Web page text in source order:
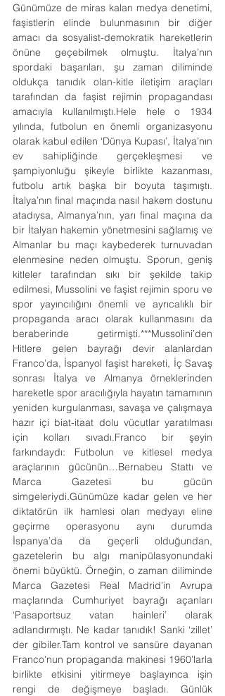
Günümüze de miras kalan medya denetimi,
faşistlerin elinde bulunmasının bir diğer
amacı da sosyalist-demokratik hareketlerin
önüne geçebilmek olmuştu. İtalya’nın
spordaki başarıları, şu zaman diliminde
oldukça tanıdık olan-kitle iletişim araçları
tarafından da faşist rejimin propagandası
amacıyla kullanılmıştı.Hele hele o 1934
yılında, futbolun en önemli organizasyonu
olarak kabul edilen ‘Dünya Kupası’, İtalya’nın
ev sahipliğinde gerçekleşmesi ve
şampiyonluğu şikeyle birlikte kazanması,
futbolu artık başka bir boyuta taşımıştı.
İtalya’nın final maçında nasıl hakem dostunu
atadıysa, Almanya’nın, yarı final maçına da
bir İtalyan hakemin yönetmesini sağlamış ve
Almanlar bu maçı kaybederek turnuvadan
elenmesine neden olmuştu. Sporun, geniş
kitleler tarafından sıkı bir şekilde takip
edilmesi, Mussolini ve faşist rejimin sporu ve
spor yayıncılığını önemli ve ayrıcalıklı bir
propaganda aracı olarak kullanmasını da
beraberinde getirmişti.***Mussolini’den
Hitlere gelen bayrağı devir alanlardan
Franco’da, İspanyol faşist hareketi, İç Savaş
sonrası İtalya ve Almanya örneklerinden
hareketle spor aracılığıyla hayatın tamamının
yeniden kurgulanması, savaşa ve çalışmaya
hazır içi biat-itaat dolu vücutlar yaratılması
için kolları sıvadı.Franco bir şeyin
farkındaydı: Futbolun ve kitlesel medya
araçlarının gücünün…Bernabeu Stattı ve
Marca Gazetesi bu gücün
simgeleriydi.Günümüze kadar gelen ve her
diktatörün ilk hamlesi olan medyayı eline
geçirme operasyonu aynı durumda
İspanya’da da geçerli olduğundan,
gazetelerin bu algı manipülasyonundaki
önemi büyüktü. Örneğin, o zaman diliminde
Marca Gazetesi Real Madrid’in Avrupa
maçlarında Cumhuriyet bayrağı açanları
‘Pasaportsuz vatan hainleri’ olarak
adlandırmıştı. Ne kadar tanıdık! Sanki ‘zillet’
der gibiler.Tam kontrol ve sansüre dayanan
Franco’nun propaganda makinesi 1960’larla
birlikte etkisini yitirmeye başlayınca işin
rengi de değişmeye başladı. Günlük